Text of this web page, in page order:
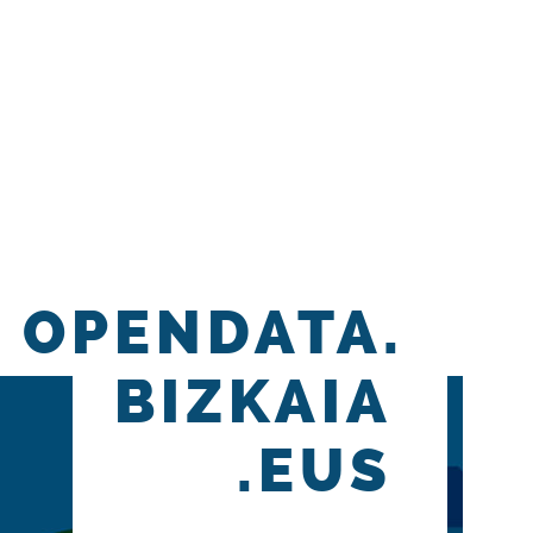
OPENDATA.
BIZKAIA
.EUS